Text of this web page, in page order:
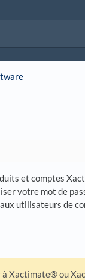
et comptes
votre mot de
utilisateurs de
à Xactimate® ou